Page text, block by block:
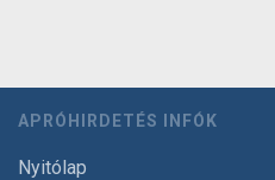
APRÓHIRDETÉS INFÓK
Nyitólap